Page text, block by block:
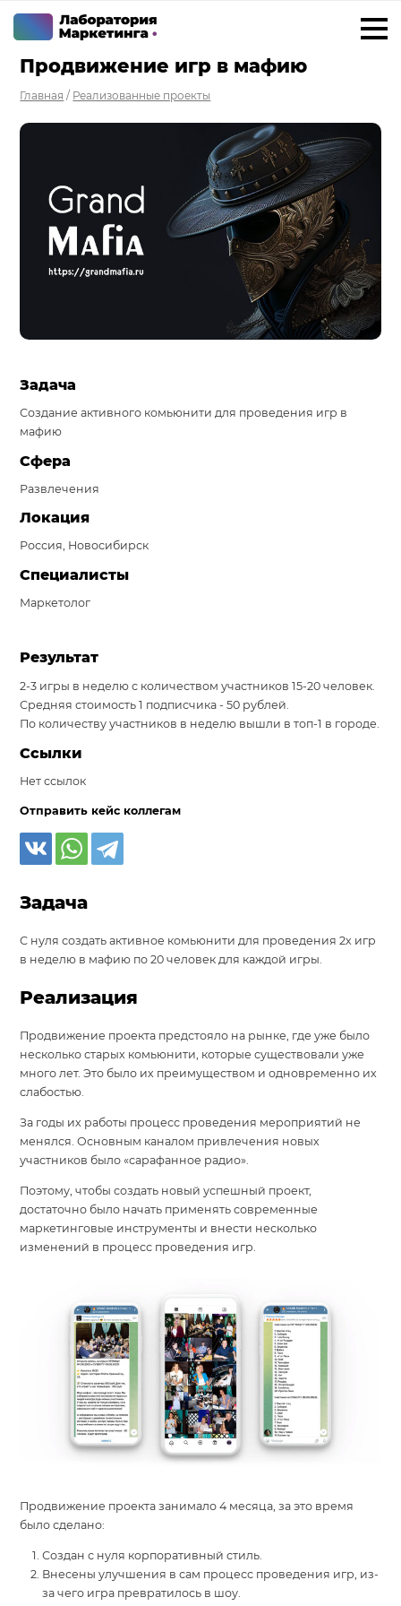
Внедрение amoCRM
Разработка CRM на заказ
ИИ решения для бизнеса
Система продаж для мебельного бизнеса
Система продаж для туристического бизнеса
Повышение конверсии сайтов
Акции
Проекты
Блог
Продвижение игр в мафию
Главная / Реализованные проекты
Задача
Создание активного комьюнити для проведения игр в
мафию
Сфера
Развлечения
Локация
Россия, Новосибирск
Специалисты
Маркетолог
Результат
2-3 игры в неделю с количеством участников 15-20 человек.
Средняя стоимость 1 подписчика - 50 рублей.
По количеству участников в неделю вышли в топ-1 в городе.
Ссылки
Нет ссылок
Отправить кейс коллегам
Задача
С нуля создать активное комьюнити для проведения 2х игр
в неделю в мафию по 20 человек для каждой игры.
Реализация
Продвижение проекта предстояло на рынке, где уже было
несколько старых комьюнити, которые существовали уже
много лет. Это было их преимуществом и одновременно их
слабостью.
За годы их работы процесс проведения мероприятий не
менялся. Основным каналом привлечения новых
участников было «сарафанное радио».
Поэтому, чтобы создать новый успешный проект,
достаточно было начать применять современные
маркетинговые инструменты и внести несколько
изменений в процесс проведения игр.
Продвижение проекта занимало 4 месяца, за это время
было сделано:
Создан с нуля корпоративный стиль.
Внесены улучшения в сам процесс проведения игр, из-
за чего игра превратилось в шоу.